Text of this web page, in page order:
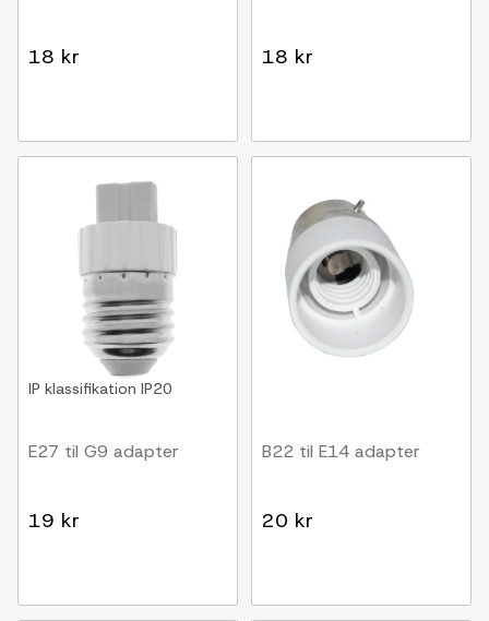
18 kr 18 kr
IP klassifikation IP20
E27 til G9 adapter
19 kr
B22 til E14 adapter
20 kr